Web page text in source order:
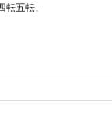
五転。